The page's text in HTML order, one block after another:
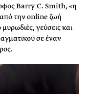
Barry C. Smith, «η
την online ζωή
γεύσεις και
σε έναν